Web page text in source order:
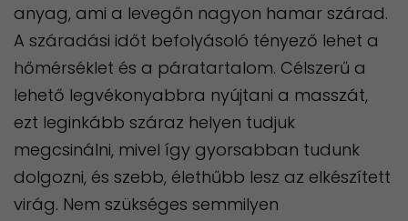
anyag, ami a levegőn nagyon hamar szárad.
A száradási időt befolyásoló tényező lehet a
hőmérséklet és a páratartalom. Célszerű a
lehető legvékonyabbra nyújtani a masszát,
ezt leginkább száraz helyen tudjuk
megcsinálni, mivel így gyorsabban tudunk
dolgozni, és szebb, élethűbb lesz az elkészített
virág. Nem szükséges semmilyen